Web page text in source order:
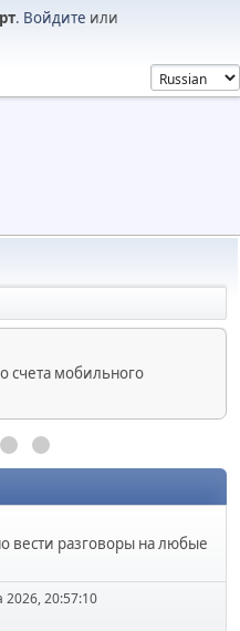
. Войдите или
счета мобильного
вести разговоры на любые
2026, 20:57:10